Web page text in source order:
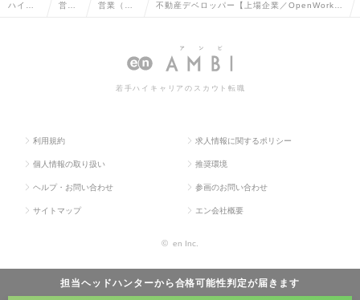
担当ヘッドハンターから合格可能性判定が届きます
ハイク 営業 営業（個 不動産デベロッパー【上場企業／OpenWork上
画開発】の求人情報
若手ハイキャリアのスカウト転職
利用規約 求人情報に関するポリシー
個人情報の取り扱い 推奨環境
ヘルプ・お問い合わせ 参画のお問い合わせ
サイトマップ エン会社概要
© en Inc.